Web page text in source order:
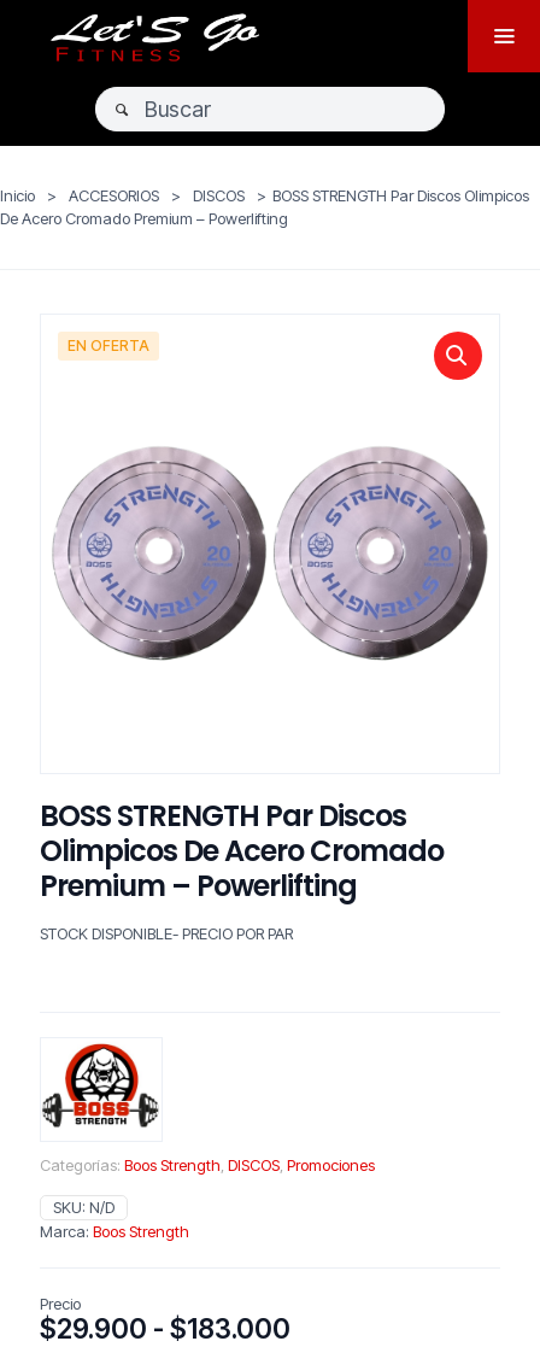
Inicio > ACCESORIOS > DISCOS > BOSS STRENGTH Par Discos Olimpicos
De Acero Cromado Premium – Powerlifting
EN OFERTA
BOSS STRENGTH Par Discos
Olimpicos De Acero Cromado
Premium – Powerlifting
STOCK DISPONIBLE- PRECIO POR PAR
Categorías: Boos Strength, DISCOS, Promociones
SKU: N/D
Marca: Boos Strength
Precio
$29.900 - $183.000